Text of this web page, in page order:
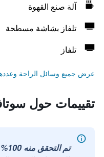
آلة صنع القهوة
تلفاز بشاشة مسطحة
تلفاز
عرض جميع وسائل الراحة وعددها
تقييمات حول
تم التحقق منه 100%